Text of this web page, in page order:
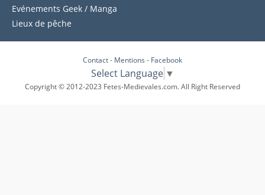
Evénements Geek / Manga
Lieux de pêche
Contact- Mentions - Facebook
Select Language ▼
Copyright © 2012-2023 Fetes-Medievales.com. All Right Reserved